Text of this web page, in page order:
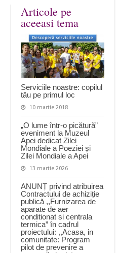
Articole pe
aceeasi tema
Serviciile noastre: copilul
tău pe primul loc
10 martie 2018
„O lume într-o picătură”
eveniment la Muzeul
Apei dedicat Zilei
Mondiale a Poeziei și
Zilei Mondiale a Apei
13 martie 2026
ANUNȚ privind atribuirea
Contractului de achiziție
publică ,,Furnizarea de
aparate de aer
conditionat si centrala
termica” în cadrul
proiectului: ,,Acasa, in
comunitate: Program
pilot de prevenire a